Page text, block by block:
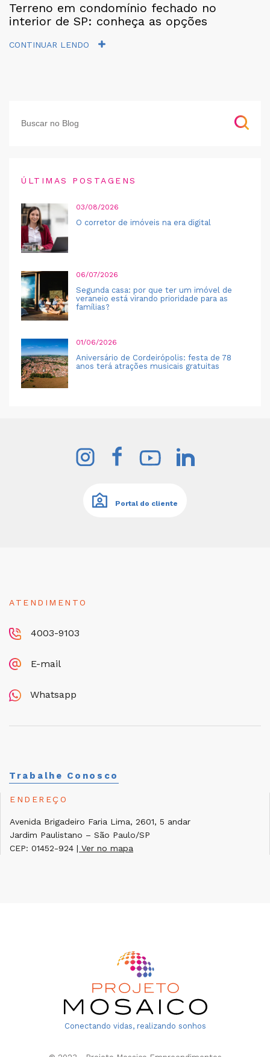
Terreno em condomínio fechado no
interior de SP: conheça as opções
CONTINUAR LENDO
ÚLTIMAS POSTAGENS
03/08/2026
O corretor de imóveis na era digital
06/07/2026
Segunda casa: por que ter um imóvel de
veraneio está virando prioridade para as
famílias?
01/06/2026
Aniversário de Cordeirópolis: festa de 78
anos terá atrações musicais gratuitas
Portal do cliente
ATENDIMENTO
4003-9103
E-mail
Whatsapp
Trabalhe Conosco
ENDEREÇO
Avenida Brigadeiro Faria Lima, 2601, 5 andar
Jardim Paulistano – São Paulo/SP
CEP: 01452-924 | Ver no mapa
Conectando vidas, realizando sonhos